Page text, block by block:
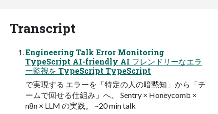
Transcript
Engineering Talk Error Monitoring
TypeScript AI-friendly AI フレンドリーなエラ
ー監視を TypeScript TypeScript
で実現する エラーを「特定の人の暗黙知」から「チ
ームで回せる仕組み」へ。 Sentry × Honeycomb ×
n8n × LLM の実践。 ~20 min talk